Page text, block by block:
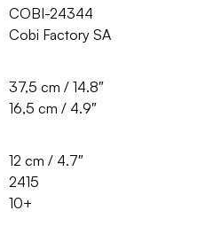
COBI-24344
Cobi Factory SA
37,5 cm / 14.8″
16,5 cm / 4.9″
12 cm / 4.7″
2415
10+